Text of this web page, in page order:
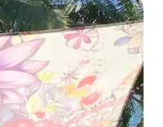
appréciés